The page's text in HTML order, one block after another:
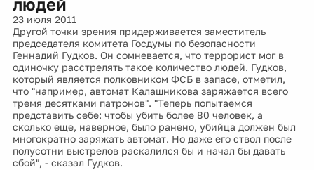
людей
23 июля 2011
Другой точки зрения придерживается заместитель
председателя комитета Госдумы по безопасности
Геннадий Гудков. Он сомневается, что террорист мог в
одиночку расстрелять такое количество людей. Гудков,
который является полковником ФСБ в запасе, отметил,
что "например, автомат Калашникова заряжается всего
тремя десятками патронов". "Теперь попытаемся
представить себе: чтобы убить более 80 человек, а
сколько еще, наверное, было ранено, убийца должен был
многократно заряжать автомат. Но даже его ствол после
полусотни выстрелов раскалился бы и начал бы давать
сбой", - сказал Гудков.